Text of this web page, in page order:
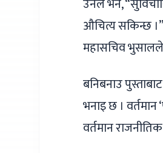
औचित्य सकिन्छ
महासचिव भुसालले
बनिबनाउ
भनाइ छ ।
वर्तमान